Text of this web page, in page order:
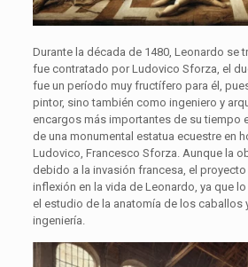
Durante la década de 1480, Leonardo se
fue contratado por Ludovico Sforza, el
fue un período muy fructífero para él,
pintor, sino también como ingeniero y
encargos más importantes de su tiempo
de una monumental estatua ecuestre en
Ludovico, Francesco Sforza. Aunque la
debido a la invasión francesa, el
inflexión en la vida de Leonardo, ya que
el estudio de la anatomía de los caballos
ingeniería.